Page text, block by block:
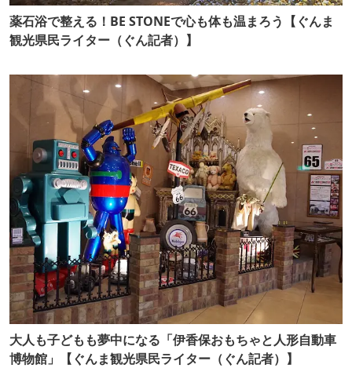
薬石浴で整える！BE STONEで心も体も温まろう【ぐんま
観光県民ライター（ぐん記者）】
大人も子どもも夢中になる「伊香保おもちゃと人形自動車
博物館」【ぐんま観光県民ライター（ぐん記者）】